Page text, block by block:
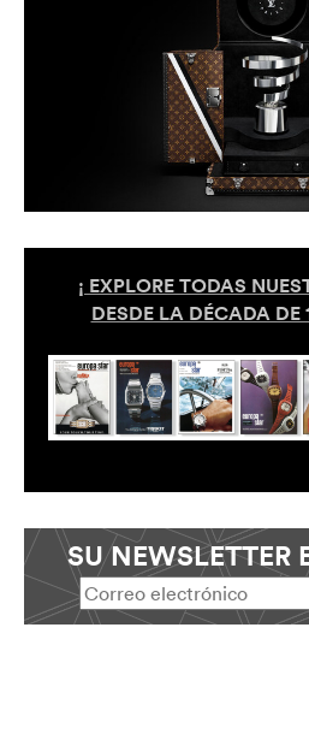
¡ EXPLORE TODAS
DESDE LA DÉCADA DE
SU NEWSLETTER